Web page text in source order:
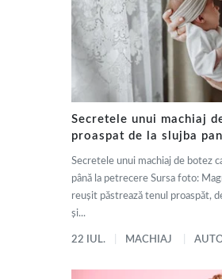
Secretele unui machiaj
proaspat de la slujba
Secretele unui machiaj de botez
până la petrecere Sursa foto:
reușit păstrează tenul proaspăt,
și...
22 IUL. MACHIAJ